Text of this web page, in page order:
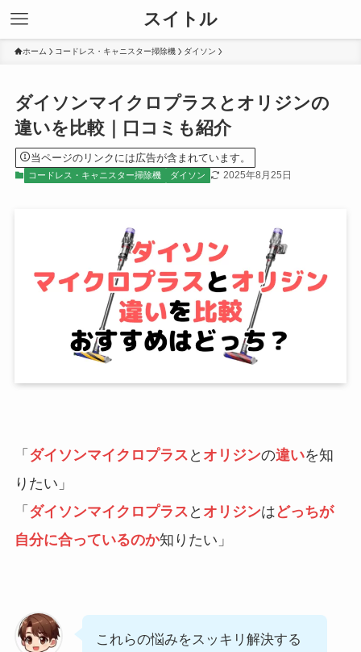
スイトル
ホーム コードレス・キャニスター掃除機 ダイソン
ダイソンマイクロプラスとオリジンの
違いを比較｜口コミも紹介
当ページのリンクには広告が含まれています。
コードレス・キャニスター掃除機 ダイソン 2025年8月25日
「 ダイソンマイクロプラス と オリジンの違いを知
りたい」
「 ダイソンマイクロプラス と オリジンは どっちが
自分に合っているのか知りたい」
これらの悩みをスッキリ解決する